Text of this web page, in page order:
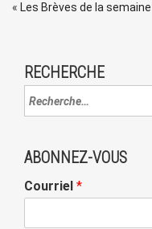
« Les Brèves de la semaine
RECHERCHE
ABONNEZ-VOUS
Courriel *